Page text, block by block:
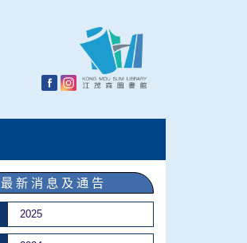
最 新 消 息 及 通 告
2025